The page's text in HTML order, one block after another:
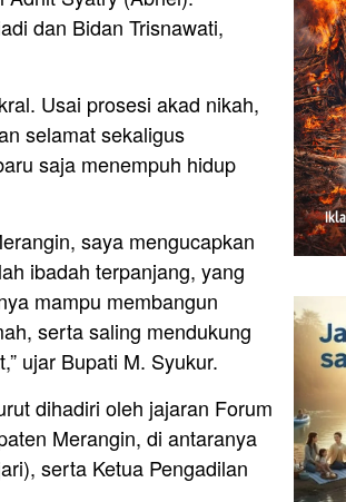
dan Bidan Trisnawati,
Usai prosesi akad nikah,
selamat sekaligus
saja menempuh hidup
saya mengucapkan
ibadah terpanjang, yang
mampu membangun
serta saling mendukung
ujar Bupati M. Syukur.
dihadiri oleh jajaran Forum
Merangin, di antaranya
serta Ketua Pengadilan